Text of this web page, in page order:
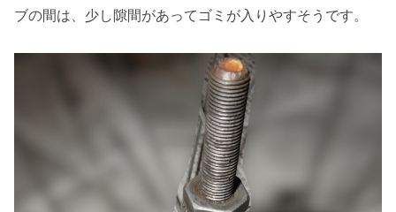
ブの間は、少し隙間があってゴミが入りやすそうです。